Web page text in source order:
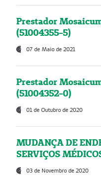
Prestador
(51004355-5)
07 de Maio de 2021
Prestador
(51004352-0)
01 de Outubro de 2020
MUDANÇA DE
SERVIÇOS
03 de Novembro de 2020